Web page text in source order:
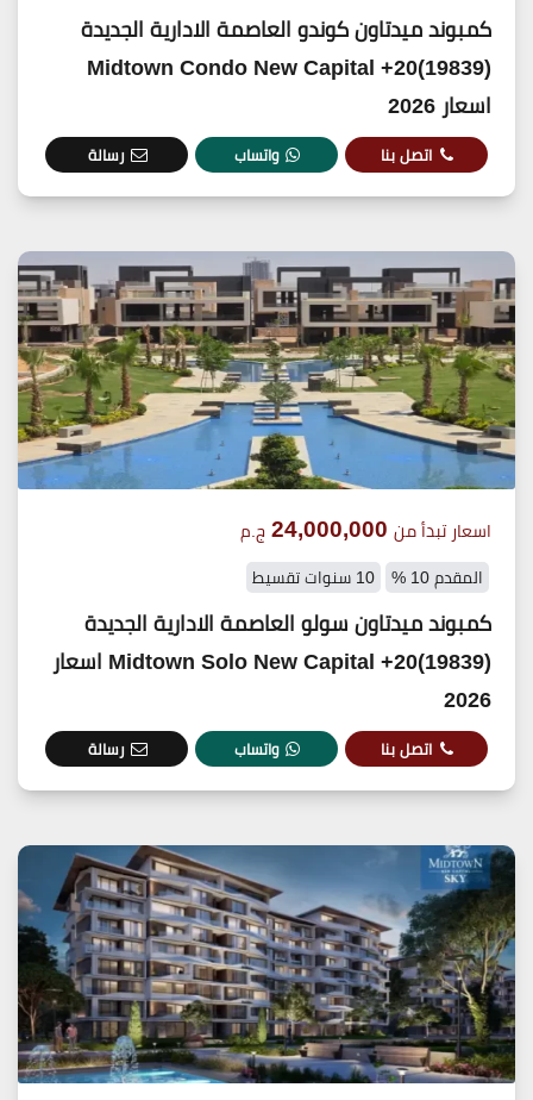
كمبوند ميدتاون كوندو العاصمة الادارية الجديدة
(19839)20+ Midtown Condo New Capital
اسعار 2026
اتصل بنا واتساب رسالة
اسعار تبدأ من 24,000,000 ج.م
المقدم 10 % 10 سنوات تقسيط
كمبوند ميدتاون سولو العاصمة الادارية الجديدة
(19839)20+ Midtown Solo New Capital اسعار
2026
اتصل بنا واتساب رسالة